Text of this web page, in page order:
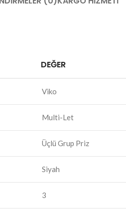
DEĞER
Viko
Multi-Let
Üçlü Grup Priz
Siyah
3